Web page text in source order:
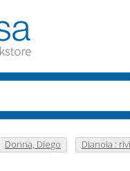
Donna, Diego Dianoia :